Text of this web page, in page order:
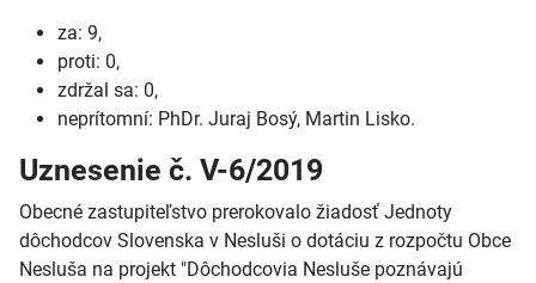
za: 9,
proti: 0,
zdržal sa: 0,
neprítomní: PhDr. Juraj Bosý, Martin Lisko.
Uznesenie č. V-6/2019
Obecné zastupiteľstvo prerokovalo žiadosť Jednoty
dôchodcov Slovenska v Nesluši o dotáciu z rozpočtu Obce
Nesluša na projekt "Dôchodcovia Nesluše poznávajú